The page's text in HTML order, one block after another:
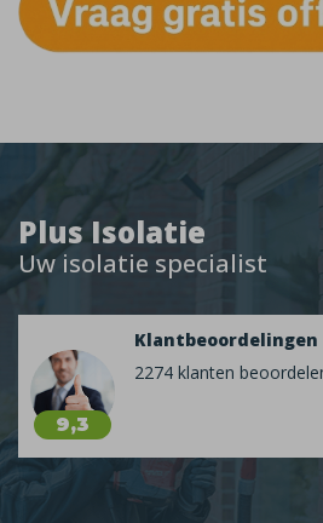
Plus Isolatie
Uw isolatie specialist
9,3
Klantbeoordelingen
2274 klanten